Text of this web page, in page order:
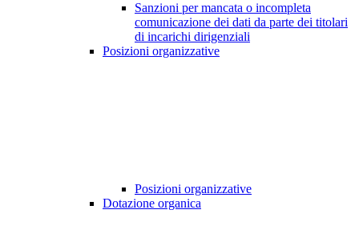
Sanzioni per mancata o incompleta
comunicazione dei dati da parte dei titolari
di incarichi dirigenziali
Posizioni organizzative
Posizioni organizzative
Dotazione organica